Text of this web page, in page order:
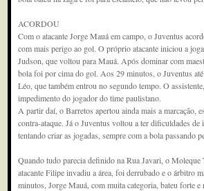
ACORDOU
Com o atacante Jorge Mauá em campo, o Juventus
com mais perigo ao gol. O próprio atacante iniciou a
Judson, que voltou para Mauá. Após dominar com
bola foi por cima do gol. Aos 29 minutos, o Juventus
Léo, que também entrou no segundo tempo. O
impedimento do jogador do time paulistano.
A partir daí, o Barretos apertou ainda mais a marcação,
contra-ataque. Já o Juventus voltou a ter dificuldades de
tentando criar as jogadas, sempre com a bola passando
Quando tudo parecia definido na Rua Javari, o Moleque
atacante Filipe invadiu a área, foi derrubado e o árbitro
minutos, Jorge Mauá, com muita categoria, bateu forte e